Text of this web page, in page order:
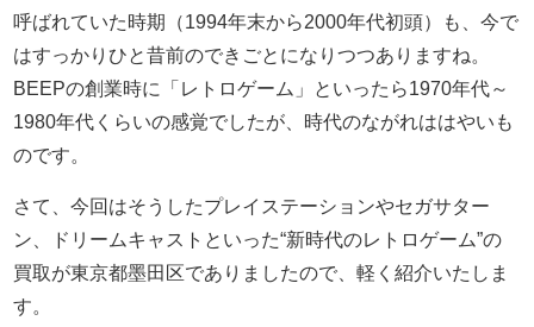
呼ばれていた時期（1994年末から2000年代初頭）も、今で
はすっかりひと昔前のできごとになりつつありますね。
BEEPの創業時に「レトロゲーム」といったら1970年代～
1980年代くらいの感覚でしたが、時代のながれははやいも
のです。
さて、今回はそうしたプレイステーションやセガサター
ン、ドリームキャストといった“新時代のレトロゲーム”の
買取が東京都墨田区でありましたので、軽く紹介いたしま
す。